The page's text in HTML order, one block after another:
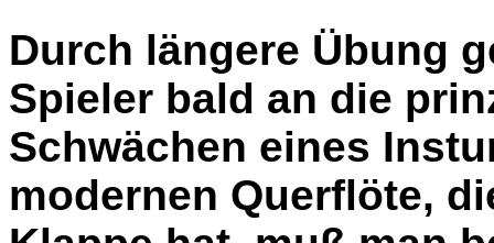
Durch längere Übung
Spieler bald an die
Schwächen eines
modernen Querflöte,